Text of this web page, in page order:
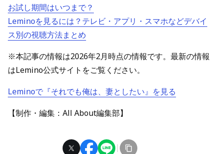
お試し期間はいつまで？
Leminoを見るには？テレビ・アプリ・スマホなどデバイ
ス別の視聴方法まとめ
※本記事の情報は2026年2月時点の情報です。最新の情報
はLemino公式サイトをご覧ください。
Leminoで『それでも俺は、妻としたい』を見る
【制作・編集：All About編集部】